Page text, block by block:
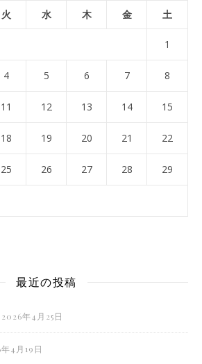
火 水 木 金 土
1
4 5 6 7 8
11 12 13 14 15
18 19 20 21 22
25 26 27 28 29
最近の投稿
2026年4月25日
4月19日